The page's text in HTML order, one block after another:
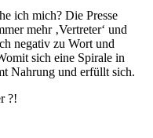
ich mich? Die Presse
mehr ‚Vertreter‘ und
negativ zu Wort und
sich eine Spirale in
Nahrung und erfüllt sich.
?!